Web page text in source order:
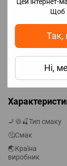
Щоб
Так,
Ні,
днів, але парити
Характеристики
Об'єм: 30 мл;
Виробник:
🚬🍪🍒Тип смаку
🤔Смак
🌏Країна
виробник